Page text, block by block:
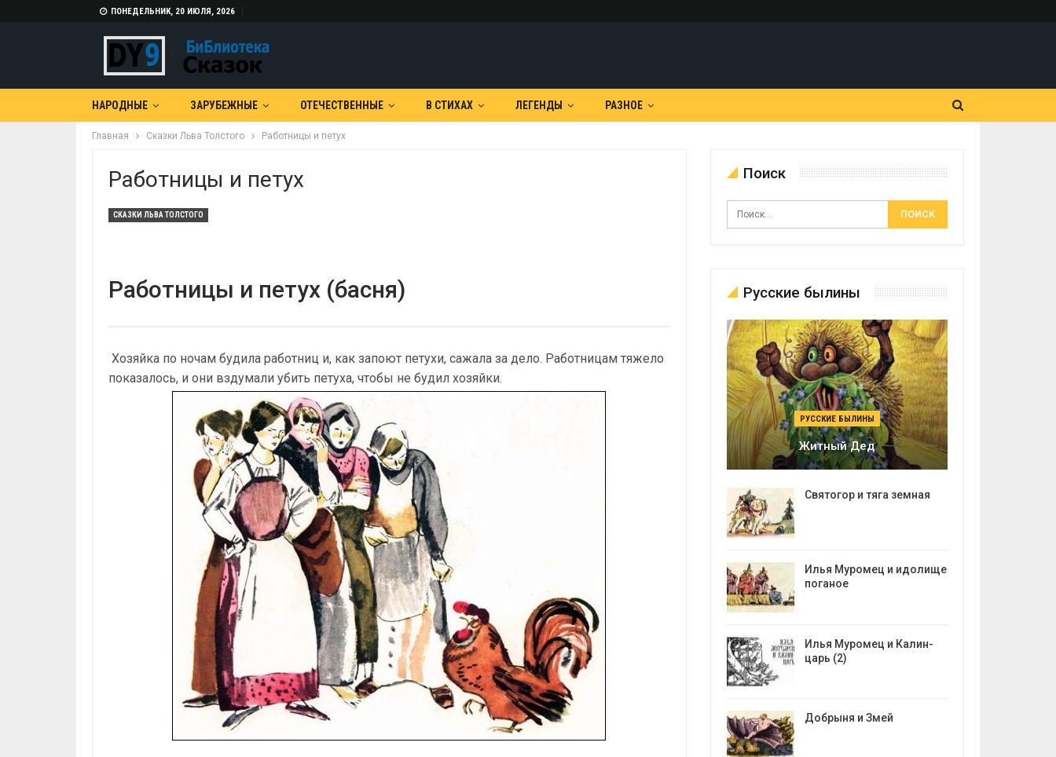
ПОНЕДЕЛЬНИК, 20 ИЮЛЯ, 2026
НАРОДНЫЕ ЗАРУБЕЖНЫЕ ОТЕЧЕСТВЕННЫЕ В СТИХАХ ЛЕГЕНДЫ РАЗНОЕ
Главная Сказки Льва Толстого Работницы и петух
Работницы и петух
СКАЗКИ ЛЬВА ТОЛСТОГО
Работницы и петух (басня)
Хозяйка по ночам будила работниц и, как запоют петухи, сажала за дело. Работницам тяжело
показалось, и они вздумали убить петуха, чтобы не будил хозяйки.
Поиск
Русские былины
РУССКИЕ БЫЛИНЫ
Житный Дед
Святогор и тяга земная
Илья Муромец и идолище
поганое
Илья Муромец и Калин-
царь (2)
Добрыня и Змей